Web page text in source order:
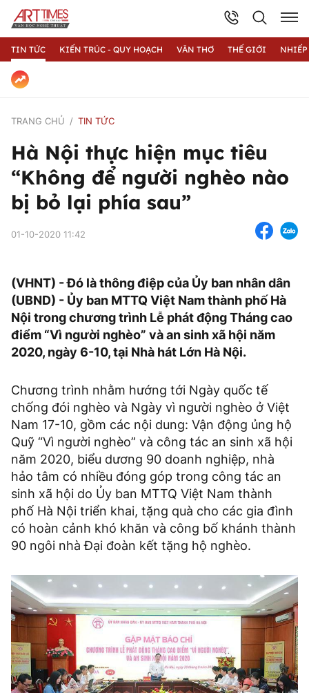
TIN TỨC KIẾN TRÚC - QUY HOẠCH VĂN THƠ THẾ GIỚI
TRANG CHỦ TIN TỨC
Hà Nội thực hiện mục tiêu
“Không để người nghèo nào
bị bỏ lại phía sau”
01-10-2020 11:42
(VHNT) - Đó là thông điệp của Ủy ban nhân dân
(UBND) - Ủy ban MTTQ Việt Nam thành phố Hà
Nội trong chương trình Lễ phát động Tháng cao
điểm “Vì người nghèo” và an sinh xã hội năm
2020, ngày 6-10, tại Nhà hát Lớn Hà Nội.
Chương trình nhằm hướng tới Ngày quốc tế
chống đói nghèo và Ngày vì người nghèo ở Việt
Nam 17-10, gồm các nội dung: Vận động ủng hộ
Quỹ “Vì người nghèo” và công tác an sinh xã hội
năm 2020, biểu dương 90 doanh nghiệp, nhà
hảo tâm có nhiều đóng góp trong công tác an
sinh xã hội do Ủy ban MTTQ Việt Nam thành
phố Hà Nội triển khai, tặng quà cho các gia đình
có hoàn cảnh khó khăn và công bố khánh thành
90 ngôi nhà Đại đoàn kết tặng hộ nghèo.